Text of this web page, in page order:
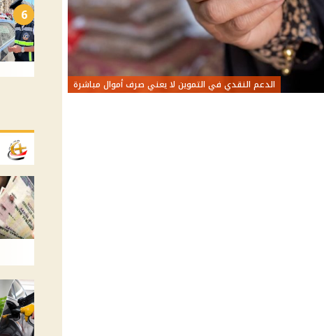
الدعم النقدي في التموين لا يعني صرف أموال مباشرة
6